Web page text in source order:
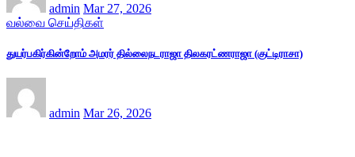
admin Mar 27, 2026
வல்வை செய்திகள்
துயர்பகிர்கின்றோம் அமரர் தில்லைநடராஜா திலகரட்ணராஜா (குட்டிராசா)
admin Mar 26, 2026